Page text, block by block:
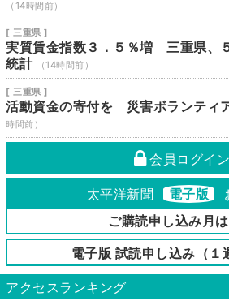
（14時間前）
[ 三重県 ]
実質賃金指数３．５％増 三重県、
統計
（14時間前）
[ 三重県 ]
活動資金の寄付を 災害ボランティ
時間前）
会員ログイン
太平洋新聞 電子版
ご購読申し込み月
電子版 試読申し込み（１
アクセスランキング